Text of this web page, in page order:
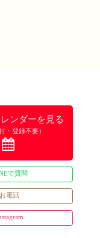
ンダーを見る
・登録不要）
で質問
お電話